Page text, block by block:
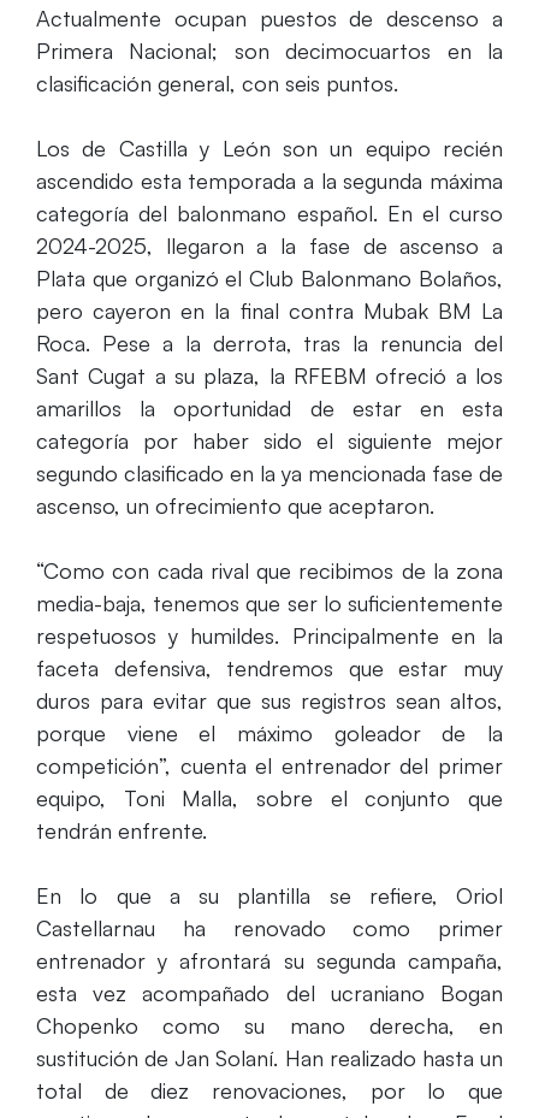
Actualmente ocupan puestos de descenso a
Primera Nacional; son decimocuartos en la
clasificación general, con seis puntos.
Los de Castilla y León son un equipo recién
ascendido esta temporada a la segunda máxima
categoría del balonmano español. En el curso
2024-2025, llegaron a la fase de ascenso a
Plata que organizó el Club Balonmano Bolaños,
pero cayeron en la final contra Mubak BM La
Roca. Pese a la derrota, tras la renuncia del
Sant Cugat a su plaza, la RFEBM ofreció a los
amarillos la oportunidad de estar en esta
categoría por haber sido el siguiente mejor
segundo clasificado en la ya mencionada fase de
ascenso, un ofrecimiento que aceptaron.
“Como con cada rival que recibimos de la zona
media-baja, tenemos que ser lo suficientemente
respetuosos y humildes. Principalmente en la
faceta defensiva, tendremos que estar muy
duros para evitar que sus registros sean altos,
porque viene el máximo goleador de la
competición”, cuenta el entrenador del primer
equipo, Toni Malla, sobre el conjunto que
tendrán enfrente.
En lo que a su plantilla se refiere, Oriol
Castellarnau ha renovado como primer
entrenador y afrontará su segunda campaña,
esta vez acompañado del ucraniano Bogan
Chopenko como su mano derecha, en
sustitución de Jan Solaní. Han realizado hasta un
total de diez renovaciones, por lo que